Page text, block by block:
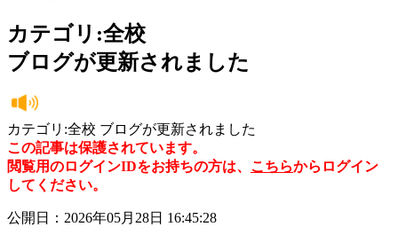
カテゴリ:全校
ブログが更新されました
カテゴリ:全校 ブログが更新されました
この記事は保護されています。
閲覧用のログインIDをお持ちの方は、 こちらからログイン
してください。
公開日：2026年05月28日 16:45:28